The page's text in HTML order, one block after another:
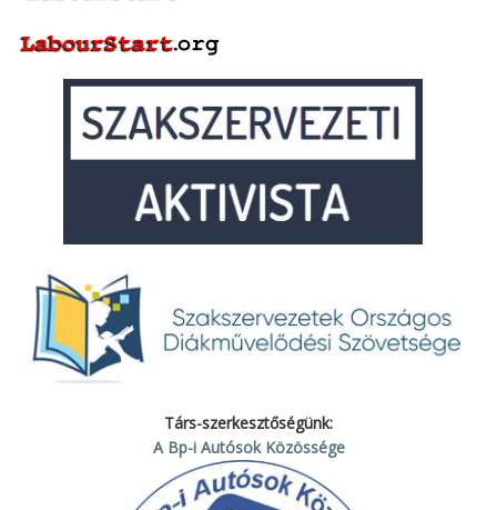
Társ-szerkesztőségünk:
A Bp-i Autósok Közössége